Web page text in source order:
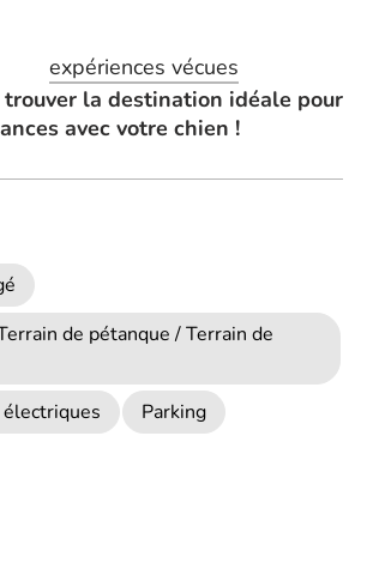
expériences vécues
trouver la destination idéale pour
avec votre chien !
de pétanque / Terrain de
Parking